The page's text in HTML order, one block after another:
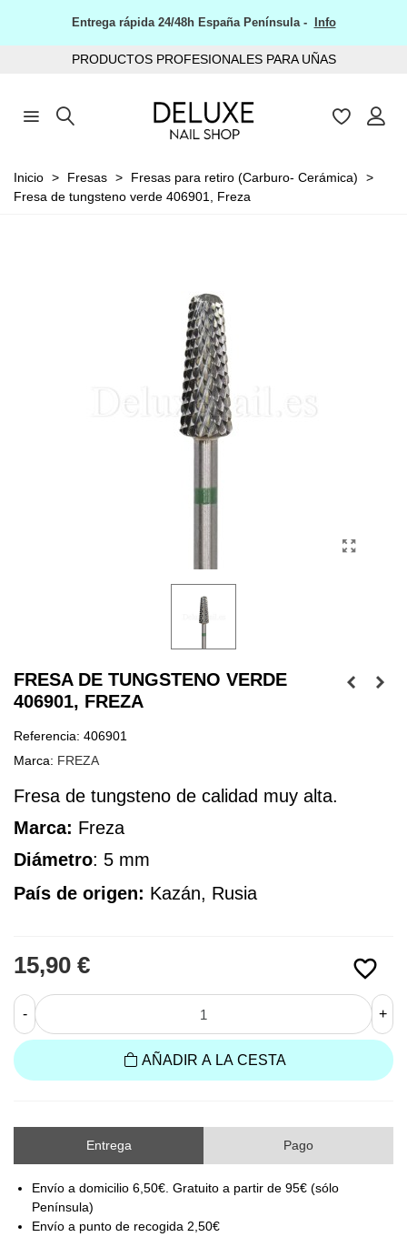
Entrega rápida 24/48h España Península - Info
PRODUCTOS PROFESIONALES PARA UÑAS
Inicio > Fresas > Fresas para retiro (Carburo- Cerámica)
>
Fresa de tungsteno verde 406901, Freza
FRESA DE TUNGSTENO VERDE
406901, FREZA
Referencia: 406901
Marca: FREZA
Fresa de tungsteno de calidad muy alta.
Marca: Freza
Diámetro: 5 mm
País de origen: Kazán, Rusia
favorite_border
15,90 €
- +
AÑADIR A LA CESTA
Entrega Pago
Envío a domicilio 6,50€. Gratuito a partir de 95€ (sólo
Península)
Envío a punto de recogida 2,50€